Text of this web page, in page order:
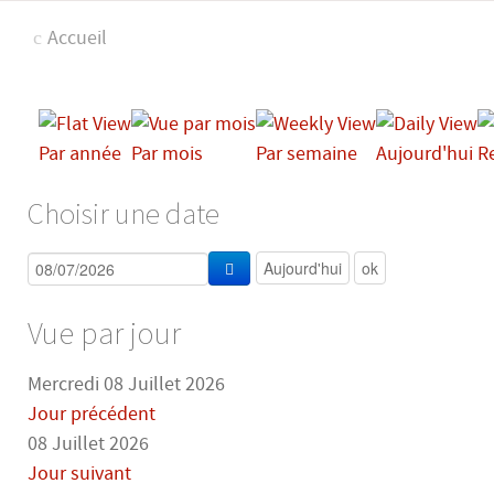
Accueil
Par année Par mois Par semaine Aujourd'hui
Choisir une date
Vue par jour
Mercredi 08 Juillet 2026
Jour précédent
08 Juillet 2026
Jour suivant